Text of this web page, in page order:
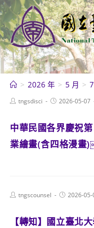
跳
轉
至
主
要
內
> 2026 年 > 5 月 >
Posttngsdisci
Post2026-05-07
中華民國各界慶祝
業繪畫(含四格漫畫
Posttngscounsel
Post2026-05-
【轉知】國立臺北